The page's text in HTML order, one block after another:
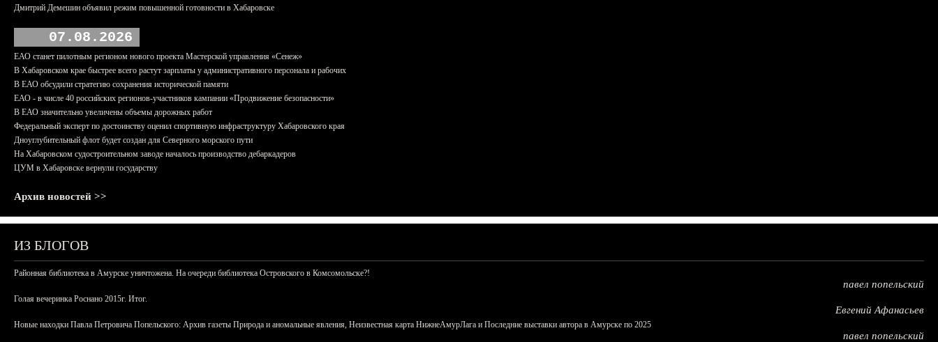
Дмитрий Демешин объявил режим повышенной готовности в Хабаровске
07.08.2026
ЕАО станет пилотным регионом нового проекта Мастерской управления «Сенеж»
В Хабаровском крае быстрее всего растут зарплаты у административного персонала и рабочих
В ЕАО обсудили стратегию сохранения исторической памяти
ЕАО - в числе 40 российских регионов-участников кампании «Продвижение безопасности»
В ЕАО значительно увеличены объемы дорожных работ
Федеральный эксперт по достоинству оценил спортивную инфраструктуру Хабаровского края
Дноуглубительный флот будет создан для Северного морского пути
На Хабаровском судостроительном заводе началось производство дебаркадеров
ЦУМ в Хабаровске вернули государству
Архив новостей >>
ИЗ БЛОГОВ
Районная библиотека в Амурске уничтожена. На очереди библиотека Островского в Комсомольске?!
павел попельский
Голая вечеринка Роснано 2015г. Итог.
Евгений Афанасьев
Новые находки Павла Петровича Попельского: Архив газеты Природа и аномальные явления, Неизвестная карта НижнеАмурЛага и Последние выставки автора в Амурске по 2025
павел попельский